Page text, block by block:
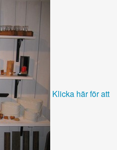
Klicka här för att